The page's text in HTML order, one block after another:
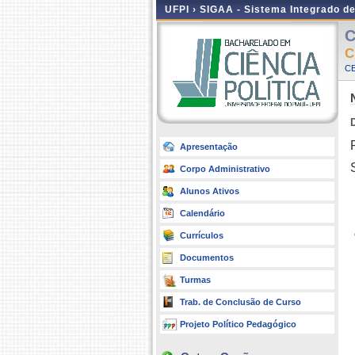
UFPI › SIGAA - Sistema Integrado
Apresentação
Corpo Administrativo
Alunos Ativos
Calendário
Currículos
Documentos
Turmas
Trab. de Conclusão de Curso
Projeto Político Pedagógico